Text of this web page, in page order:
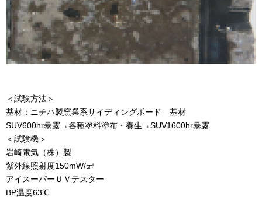
＜試験方法＞
基材：ニチハ製窯業系サイディングボード 基材
SUV600hr暴露→各種塗料塗布・養生→SUV1600hr暴露
＜試験機＞
岩崎電気（株）製
紫外線照射度150mW/㎠
アイスーパーＵＶテスター
BP温度63℃